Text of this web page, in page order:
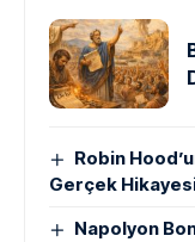
Robin
Gerçek
Napolyon